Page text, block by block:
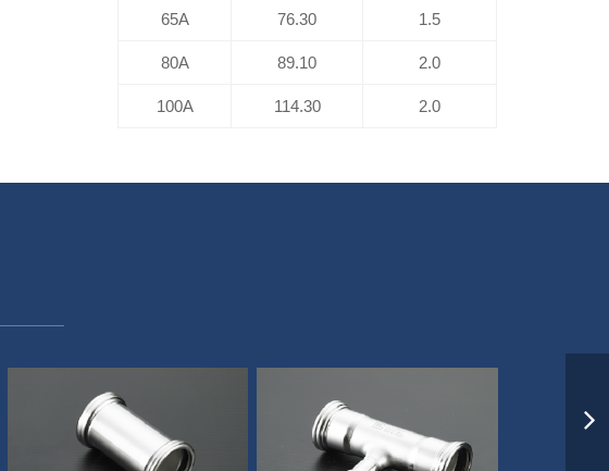
65A 76.30 1.5
80A 89.10 2.0
100A 114.30 2.0